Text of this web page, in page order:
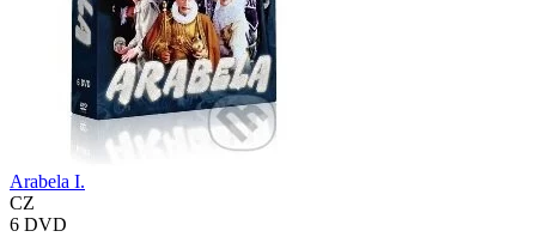
Arabela I.
CZ
6 DVD